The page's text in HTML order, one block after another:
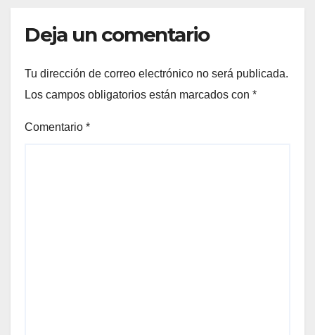
Deja un comentario
Tu dirección de correo electrónico no será publicada.
Los campos obligatorios están marcados con *
Comentario *